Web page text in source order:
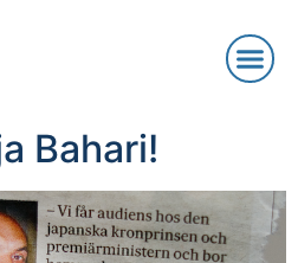
Bahari!